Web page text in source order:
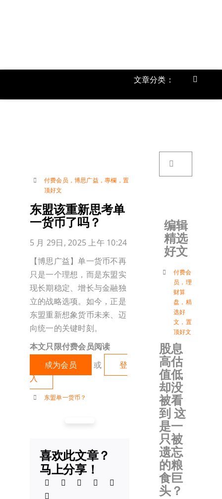
文章分类：
Toggle
付费会员 ， 博思广益 ，專欄 ， 置
顶好文
东盟该重新思考单
一货币了吗？
5 月 29日, 2025 上午 10:24
【博思广益】单一货币不再
只是一个理想，而是东盟实
现长期稳定、增长与金融独
立的战略选项。如今，正是
东盟重新想象货币未来、迈
向统一的关键时刻。
本文只限付费会员阅读
成为会员
或
登
入
东盟单一货币？
喜欢此文章？
马上分享！
编辑
精选
好文
付费会
员 ， 理
财算
盘 ， 精
选好
文 ， 置
顶好文
股息
高估
值低
却没
被看
到 这
是一
只被
遗忘
的粮
食巨
头？